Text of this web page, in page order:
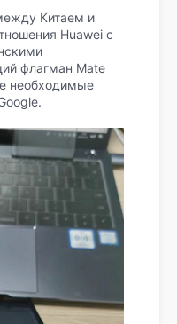
Китаем и
Huawei с
флагман Mate
необходимые